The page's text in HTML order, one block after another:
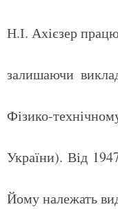
Н.І. Ахієзер
залишаючи
Фізико-
України). Від
Йому належать